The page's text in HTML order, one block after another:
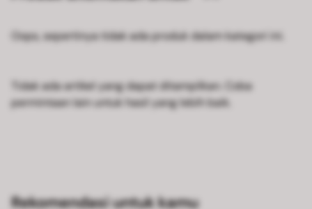
Oops, sepertinya tidak ada produk dalam kategori ini.
Tidak ada artikel yang dapat ditampilkan. Coba
permintaan lain untuk hasil yang lebih baik.
Rekomendasi untuk kamu